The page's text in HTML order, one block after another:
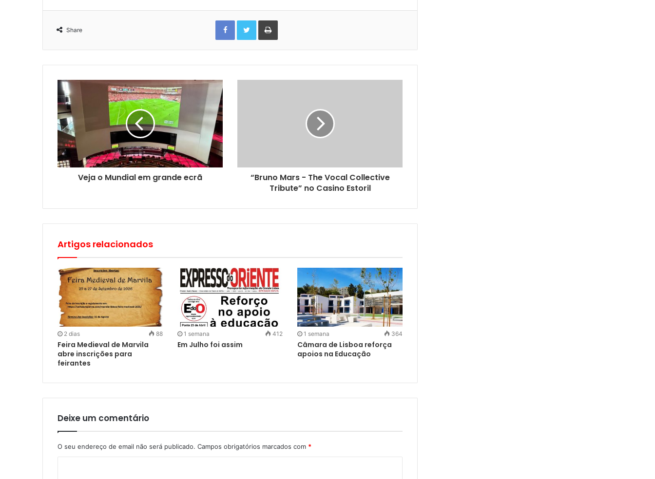
Share
Facebook Twitter
Veja o Mundial em grande ecrã
“Bruno Mars - The Vocal Collective
Tribute” no Casino Estoril
Artigos relacionados
2 dias 88
Feira Medieval de Marvila
abre inscrições para
feirantes
1 semana 412
Em Julho foi assim
1 semana 364
Câmara de Lisboa reforça
apoios na Educação
Deixe um comentário
O seu endereço de email não será publicado. Campos obrigatórios marcados com *